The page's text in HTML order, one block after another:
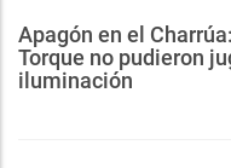
Apagón en el
Torque no pudieron
iluminación